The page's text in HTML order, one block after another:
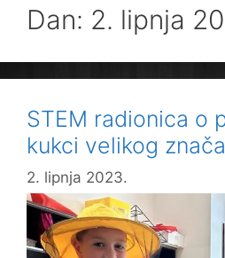
Dan: 2. lipnja
STEM radionica o
kukci velikog
2. lipnja 2023.